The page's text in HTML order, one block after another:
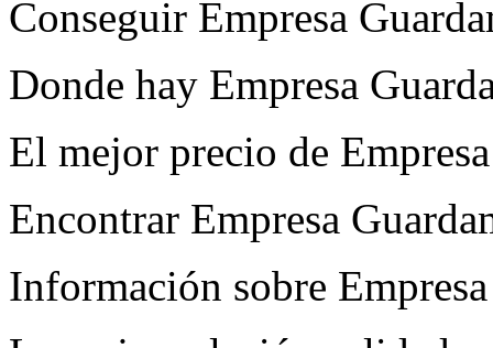
Conseguir Empresa
Donde hay Empresa
El mejor precio de
Encontrar Empresa
Información sobre